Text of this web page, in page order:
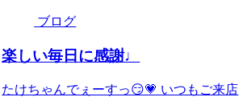
ブログ
楽しい毎日に感謝♩
たけちゃんでぇーすっ😏💗 いつもご来店